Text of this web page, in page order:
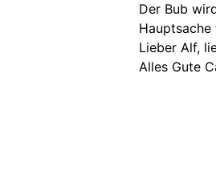
Der Bub
Lieber Alf,
Alles Gute